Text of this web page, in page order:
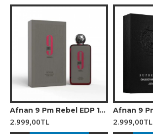
Afnan 9 Pm Rebel EDP 100 ml Unisex Parfüm
2.999,00TL 2.999,00TL